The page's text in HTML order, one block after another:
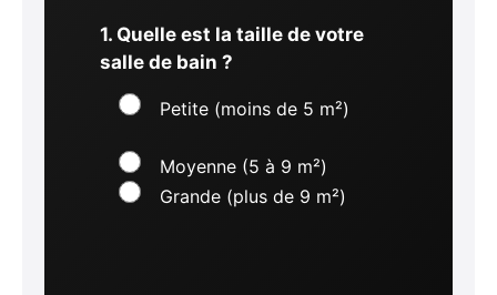
1. Quelle est la taille de votre
salle de bain ?
Petite (moins de 5 m²)
Moyenne (5 à 9 m²)
Grande (plus de 9 m²)